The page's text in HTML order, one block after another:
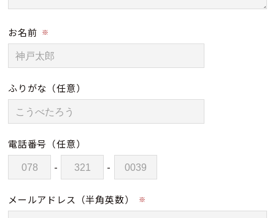
お名前 ※
ふりがな （任意）
電話番号 （任意）
- -
メールアドレス（半角英数） ※